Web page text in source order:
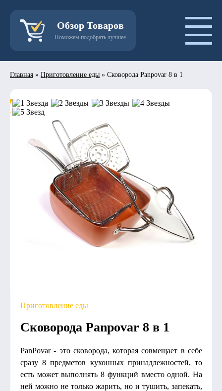
Обзор Товаров
Поможем подобрать лучшее
Главная » Приготовление еды » Сковорода Panpovar 8 в 1
- 50%
Приготовление еды
Сковорода Panpovar 8 в 1
PanPovar - это сковорода, которая совмещает в себе
сразу 8 предметов кухонных принадлежностей, то
есть может выполнять 8 функций вместо одной. На
ней можно не только жарить, но и тушить, запекать,